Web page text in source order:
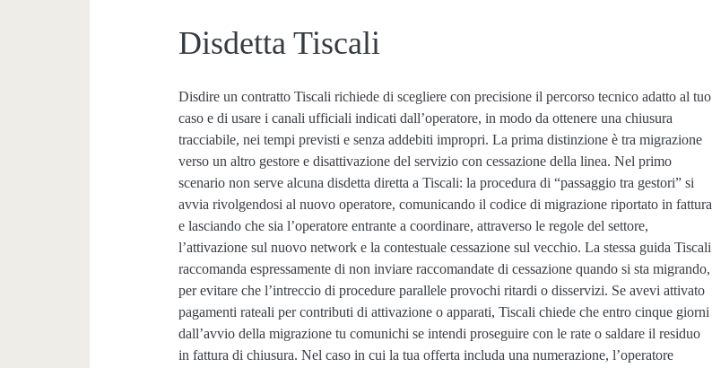
Disdetta Tiscali
Disdire un contratto Tiscali richiede di scegliere con precisione il percorso tecnico adatto al tuo
caso e di usare i canali ufficiali indicati dall’operatore, in modo da ottenere una chiusura
tracciabile, nei tempi previsti e senza addebiti impropri. La prima distinzione è tra migrazione
verso un altro gestore e disattivazione del servizio con cessazione della linea. Nel primo
scenario non serve alcuna disdetta diretta a Tiscali: la procedura di “passaggio tra gestori” si
avvia rivolgendosi al nuovo operatore, comunicando il codice di migrazione riportato in fattura
e lasciando che sia l’operatore entrante a coordinare, attraverso le regole del settore,
l’attivazione sul nuovo network e la contestuale cessazione sul vecchio. La stessa guida Tiscali
raccomanda espressamente di non inviare raccomandate di cessazione quando si sta migrando,
per evitare che l’intreccio di procedure parallele provochi ritardi o disservizi. Se avevi attivato
pagamenti rateali per contributi di attivazione o apparati, Tiscali chiede che entro cinque giorni
dall’avvio della migrazione tu comunichi se intendi proseguire con le rate o saldare il residuo
in fattura di chiusura. Nel caso in cui la tua offerta includa una numerazione, l’operatore